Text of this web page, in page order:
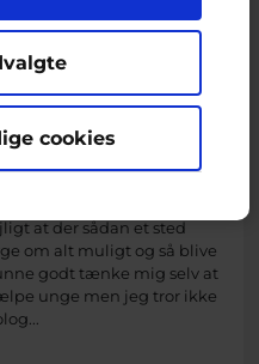
cookies
at der sådan et sted
om alt muligt og så blive
godt tænke mig selv at
unge men jeg tror ikke